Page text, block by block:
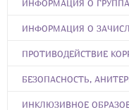
ИНФОРМАЦИЯ О
ИНФОРМАЦИЯ О
ПРОТИВОДЕЙСТВИЕ
БЕЗОПАСНОСТЬ,
ИНКЛЮЗИВНОЕ